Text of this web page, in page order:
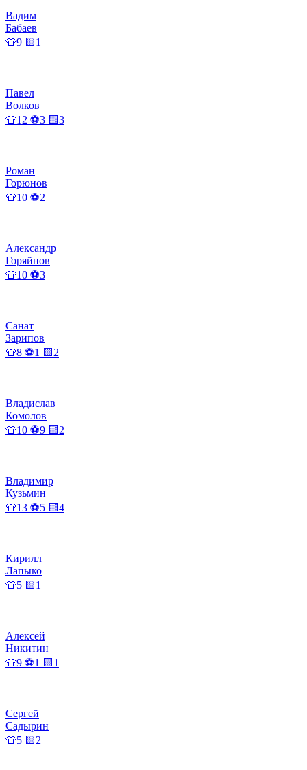
Вадим
Бабаев
👕9 🟨1
Павел
Волков
👕12 ⚽3 🟨3
Роман
Горюнов
👕10 ⚽2
Александр
Горяйнов
👕10 ⚽3
Санат
Зарипов
👕8 ⚽1 🟨2
Владислав
Комолов
👕10 ⚽9 🟨2
Владимир
Кузьмин
👕13 ⚽5 🟨4
Кирилл
Лапыко
👕5 🟨1
Алексей
Никитин
👕9 ⚽1 🟨1
Сергей
Садырин
👕5 🟨2